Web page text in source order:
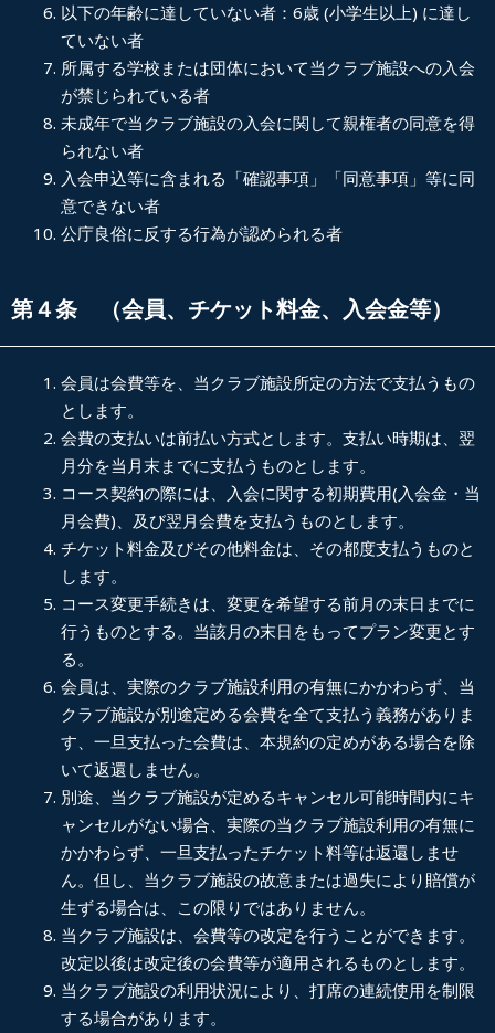
以下の年齢に達していない者： 6歳 (小学生以上) に達し
ていない者
所属する学校または団体において当クラブ施設への入会
が禁じられている者
未成年で当クラブ施設の入会に関して親権者の同意を得
られない者
入会申込等に含まれる「確認事項」「同意事項」等に同
意できない者
公庁良俗に反する行為が認められる者
第４条 （会員、チケット料金、入会金等）
会員は会費等を、当クラブ施設所定の方法で支払うもの
とします。
会費の支払いは前払い方式とします。支払い時期は、翌
月分を当月末までに支払うものとします。
コース契約の際には、入会に関する初期費用(入会金・当
月会費)、及び翌月会費を支払うものとします。
チケット料金及びその他料金は、その都度支払うものと
します。
コース変更手続きは、変更を希望する前月の末日までに
行うものとする。当該月の末日をもってプラン変更とす
る。
会員は、実際のクラブ施設利用の有無にかかわらず、当
クラブ施設が別途定める会費を全て支払う義務がありま
す、一旦支払った会費は、本規約の定めがある場合を除
いて返還しません。
別途、当クラブ施設が定めるキャンセル可能時間内にキ
ャンセルがない場合、実際の当クラブ施設利用の有無に
かかわらず、一旦支払ったチケット料等は返還しませ
ん。但し、当クラブ施設の故意または過失により賠償が
生ずる場合は、この限りではありません。
当クラブ施設は、会費等の改定を行うことができます。
改定以後は改定後の会費等が適用されるものとします。
当クラブ施設の利用状況により、打席の連続使用を制限
する場合があります。